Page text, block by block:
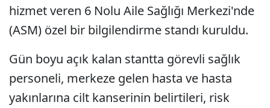
hizmet veren 6 Nolu Aile Sağlığı Merkezi'nde
(ASM) özel bir bilgilendirme standı kuruldu.
Gün boyu açık kalan stantta görevli sağlık
personeli, merkeze gelen hasta ve hasta
yakınlarına cilt kanserinin belirtileri, risk